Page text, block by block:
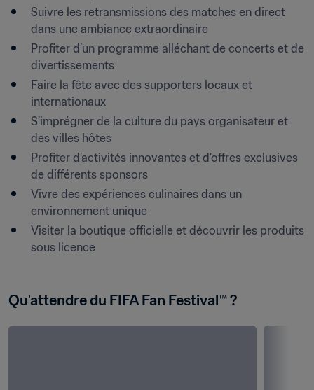
Suivre les retransmissions des matches en direct
dans une ambiance extraordinaire
Profiter d’un programme alléchant de concerts et de
divertissements
Faire la fête avec des supporters locaux et
internationaux
S’imprégner de la culture du pays organisateur et
des villes hôtes
Profiter d’activités innovantes et d’offres exclusives
de différents sponsors
Vivre des expériences culinaires dans un
environnement unique
Visiter la boutique officielle et découvrir les produits
sous licence
Qu'attendre du FIFA Fan Festival™ ?